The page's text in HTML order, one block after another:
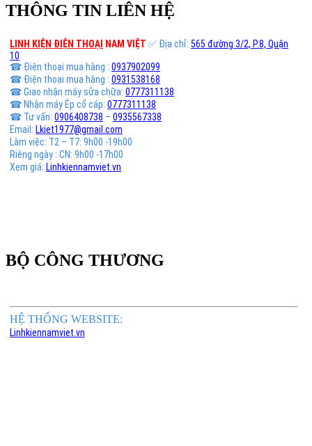
THÔNG TIN LIÊN HỆ
LINH KIỆN ĐIỆN THOẠI NAM VIỆT ✅ Địa chỉ: 565 đường 3/2, P.8, Quận
10
☎ Điện thoại mua hàng : 0937902099
☎ Điện thoại mua hàng : 0931538168
☎ Giao nhận máy sửa chữa: 0777311138
☎ Nhận máy Ép cổ cáp: 0777311138
☎ Tư vấn: 0906408738 – 0935567338
Email: Lkiet1977@gmail.com
Làm việc: T2 – T7: 9h00 -19h00
Riêng ngày : CN: 9h00 -17h00
Xem giá: Linhkiennamviet.vn
BỘ CÔNG THƯƠNG
HỆ THỐNG WEBSITE:
Linhkiennamviet.vn